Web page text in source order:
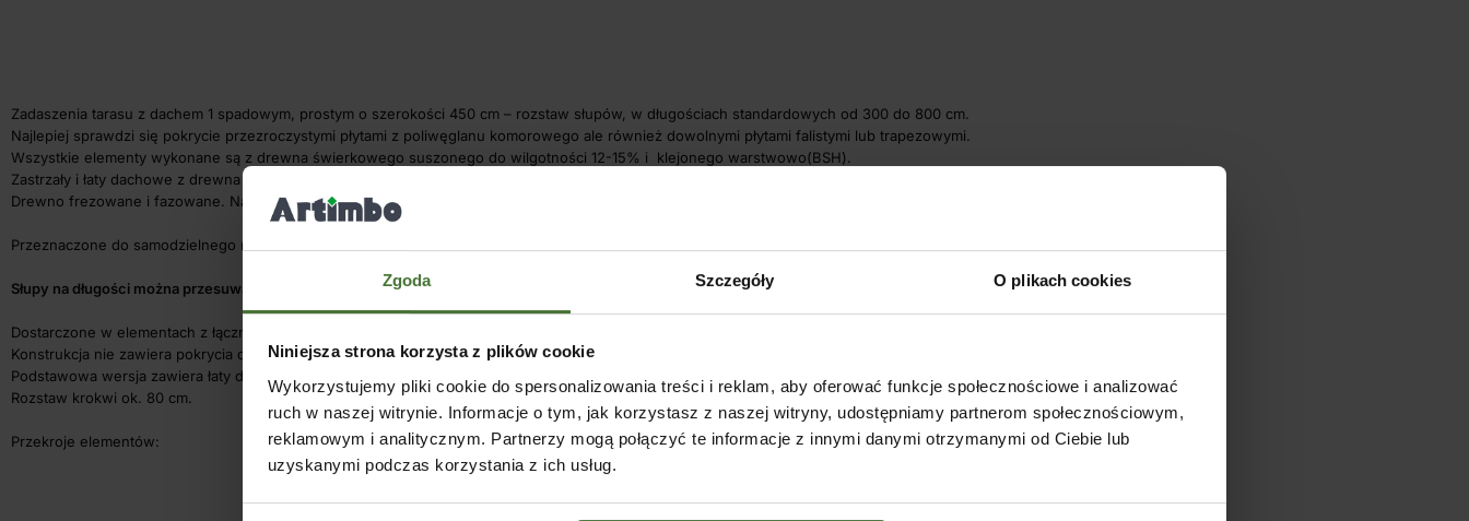
Zgoda Szczegóły O plikach cookies
Niniejsza strona korzysta z plików cookie
Wykorzystujemy pliki cookie do spersonalizowania treści i reklam, aby oferować funkcje społecznościowe i analizować
ruch w naszej witrynie. Informacje o tym, jak korzystasz z naszej witryny, udostępniamy partnerom społecznościowym,
reklamowym i analitycznym. Partnerzy mogą połączyć te informacje z innymi danymi otrzymanymi od Ciebie lub
uzyskanymi podczas korzystania z ich usług.
Zadaszenia tarasu z dachem 1 spadowym, prostym o szerokości 450 cm – rozstaw słupów, w długościach standardowych od 300 do 800 cm.
Najlepiej sprawdzi się pokrycie przezroczystymi płytami z poliwęglanu komorowego ale również dowolnymi płytami falistymi lub trapezowymi.
Wszystkie elementy wykonane są z drewna świerkowego suszonego do wilgotności 12-15% i klejonego warstwowo(BSH).
Zastrzały i łaty dachowe z drewna suszonego, litego.
Drewno frezowane i fazowane. Narożniki słupów zaokrąglone.
Przeznaczone do samodzielnego montażu, malowania i pokrycia.
Słupy na długości można przesuwać dopasowując np. do tarasu.
Dostarczone w elementach z łącznikami metalowymi.
Konstrukcja nie zawiera pokrycia dachowego i elementów kotwiących do ściany i posadzki.
Podstawowa wersja zawiera łaty dachowe na krokwiach o rozstawie 60-70 cm.
Rozstaw krokwi ok. 80 cm.
Przekroje elementów:
Nazwa Przekrój/cm